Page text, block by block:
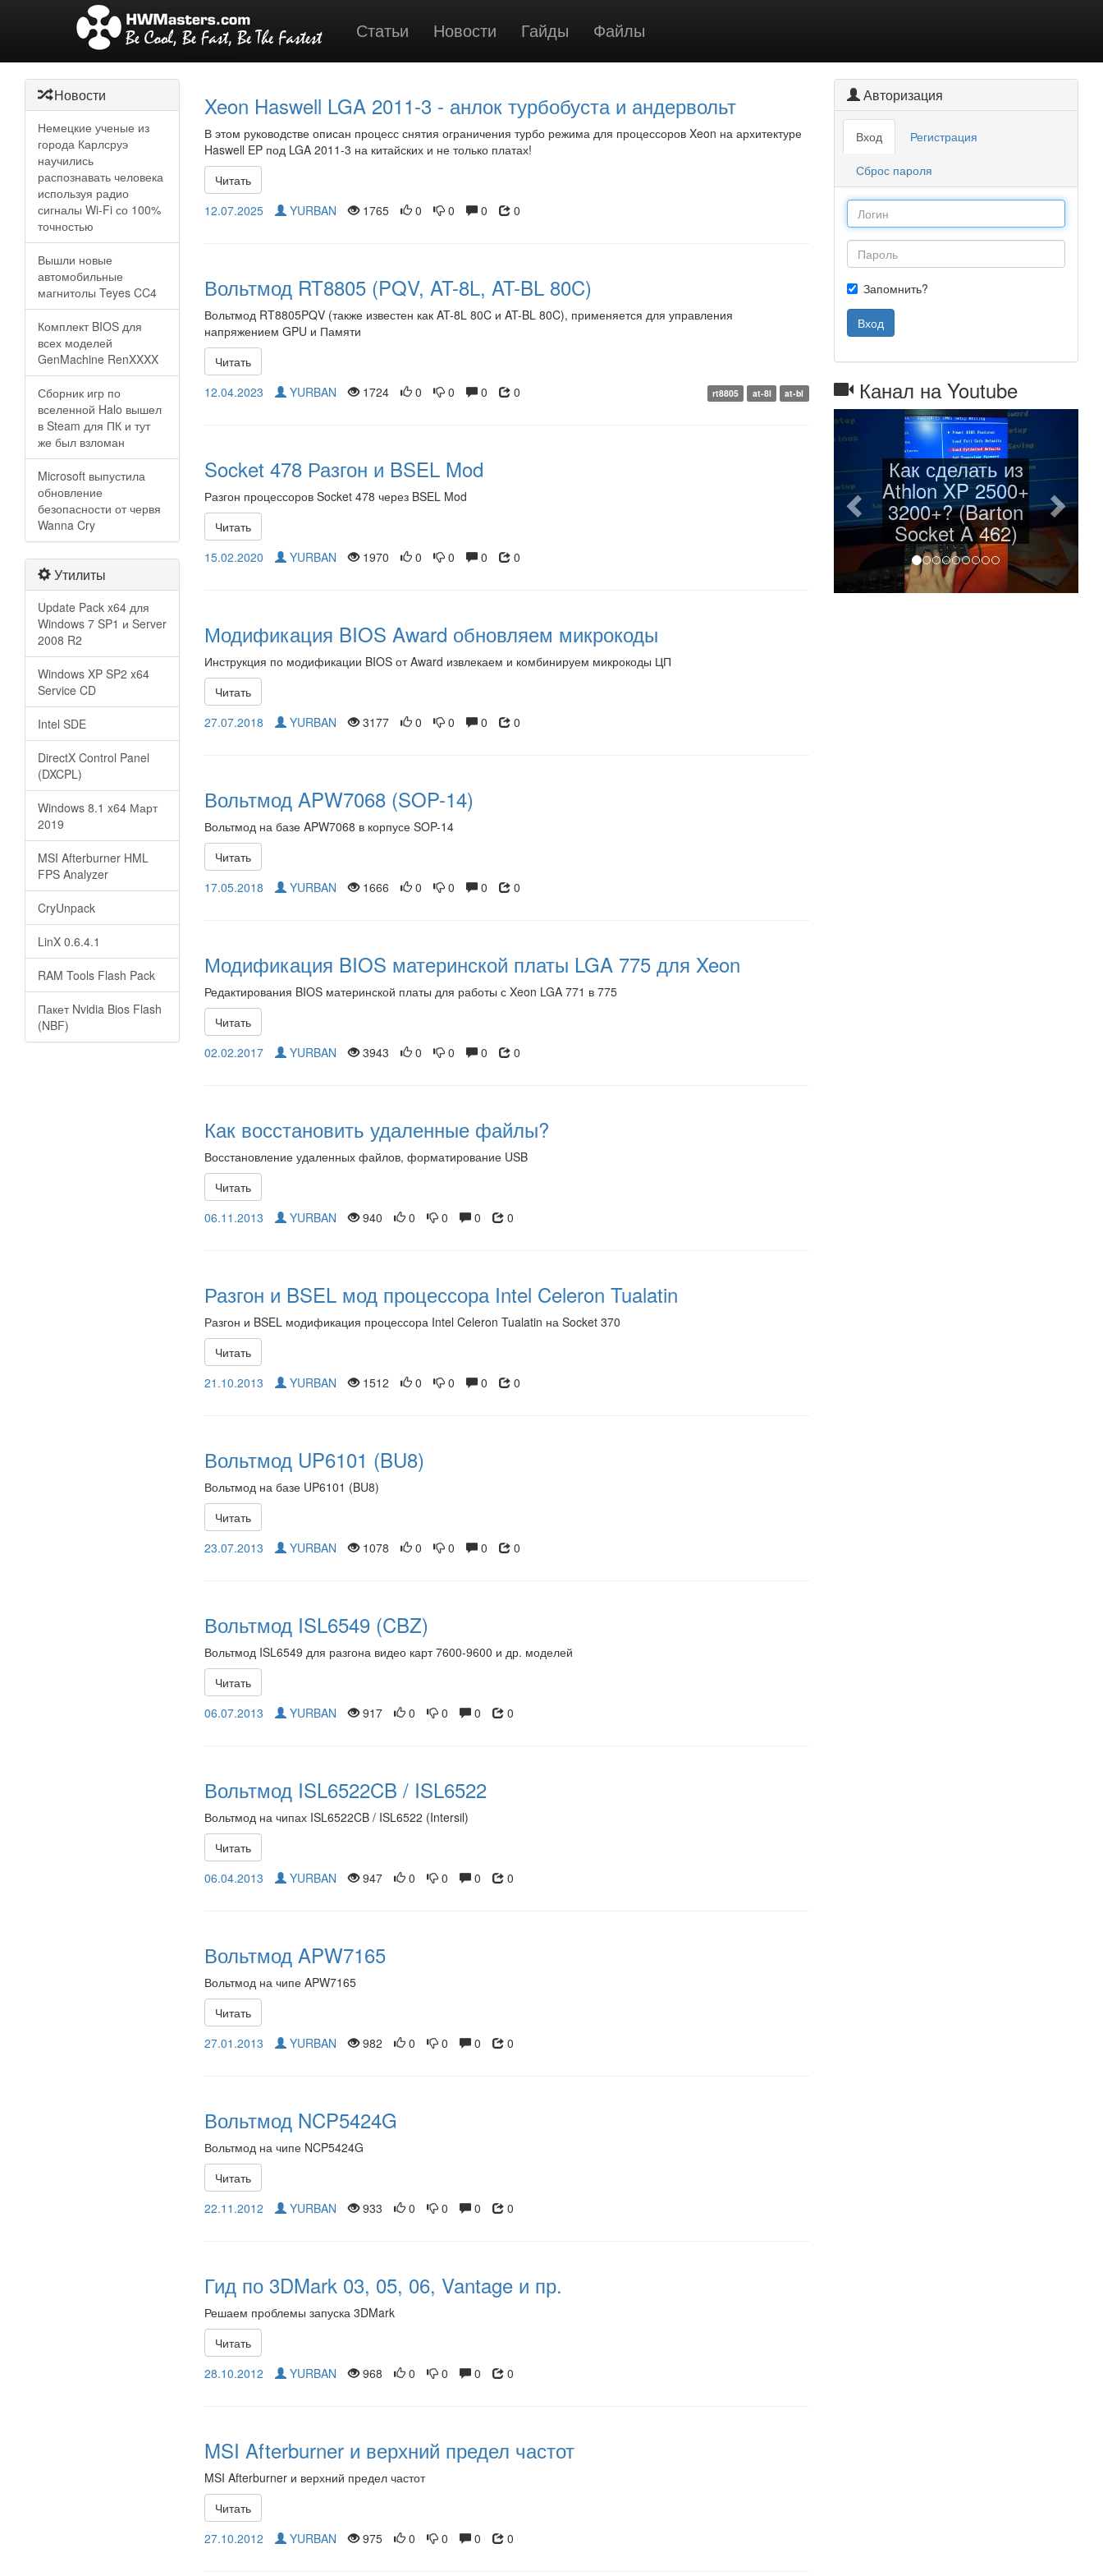
Статьи Новости Гайды Файлы
Новости
Немецкие ученые из
города Карлсруэ
научились
распознавать человека
используя радио
сигналы Wi-Fi со 100%
точностью
Вышли новые
автомобильные
магнитолы Teyes CC4
Комплект BIOS для
всех моделей
GenMachine RenXXXX
Сборник игр по
вселенной Halo вышел
в Steam для ПК и тут
же был взломан
Microsoft выпустила
обновление
безопасности от червя
Wanna Cry
Утилиты
Update Pack x64 для
Windows 7 SP1 и Server
2008 R2
Windows XP SP2 x64
Service CD
Intel SDE
DirectX Control Panel
(DXCPL)
Windows 8.1 x64 Март
2019
MSI Afterburner HML
FPS Analyzer
CryUnpack
LinX 0.6.4.1
RAM Tools Flash Pack
Пакет Nvidia Bios Flash
(NBF)
Xeon Haswell LGA 2011-3 - анлок турбобуста и андервольт
В этом руководстве описан процесс снятия ограничения турбо режима для процессоров Xeon на архитектуре
Haswell EP под LGA 2011-3 на китайских и не только платах!
Читать
12.07.2025
YURBAN 1765 0 0 0 0
Вольтмод RT8805 (PQV, AT-8L, AT-BL 80C)
Вольтмод RT8805PQV (также известен как AT-8L 80C и AT-BL 80C), применяется для управления
напряжением GPU и Памяти
Читать
rt8805 at-8l at-bl
12.04.2023 YURBAN 1724 0 0 0 0
Socket 478 Разгон и BSEL Mod
Разгон процессоров Socket 478 через BSEL Mod
Читать
15.02.2020
YURBAN 1970 0 0 0 0
Модификация BIOS Award обновляем микрокоды
Инструкция по модификации BIOS от Award извлекаем и комбинируем микрокоды ЦП
Читать
27.07.2018
YURBAN 3177 0 0 0 0
Вольтмод APW7068 (SOP-14)
Вольтмод на базе APW7068 в корпусе SOP-14
Читать
17.05.2018
YURBAN 1666 0 0 0 0
Модификация BIOS материнской платы LGA 775 для Xeon
Редактирования BIOS материнской платы для работы с Xeon LGA 771 в 775
Читать
02.02.2017
YURBAN 3943 0 0 0 0
Как восстановить удаленные файлы?
Восстановление удаленных файлов, форматирование USB
Читать
06.11.2013
YURBAN 940 0 0 0 0
Разгон и BSEL мод процессора Intel Celeron Tualatin
Разгон и BSEL модификация процессора Intel Celeron Tualatin на Socket 370
Читать
21.10.2013
YURBAN 1512 0 0 0 0
Вольтмод UP6101 (BU8)
Вольтмод на базе UP6101 (BU8)
Читать
23.07.2013
YURBAN 1078 0 0 0 0
Вольтмод ISL6549 (CBZ)
Вольтмод ISL6549 для разгона видео карт 7600-9600 и др. моделей
Читать
06.07.2013
YURBAN 917 0 0 0 0
Вольтмод ISL6522CB / ISL6522
Вольтмод на чипах ISL6522CB / ISL6522 (Intersil)
Читать
06.04.2013
YURBAN 947 0 0 0 0
Вольтмод APW7165
Вольтмод на чипе APW7165
Читать
27.01.2013
YURBAN 982 0 0 0 0
Вольтмод NCP5424G
Вольтмод на чипе NCP5424G
Читать
22.11.2012
YURBAN 933 0 0 0 0
Гид по 3DMark 03, 05, 06, Vantage и пр.
Решаем проблемы запуска 3DMark
Читать
28.10.2012
YURBAN 968 0 0 0 0
MSI Afterburner и верхний предел частот
MSI Afterburner и верхний предел частот
Читать
27.10.2012
YURBAN 975 0 0 0 0
Авторизация
Вход Регистрация
Сброс пароля
Запомнить?
Вход
Канал на Youtube
Как сделать из
Athlon XP 2500+
3200+? (Barton
Socket A 462)
Назад